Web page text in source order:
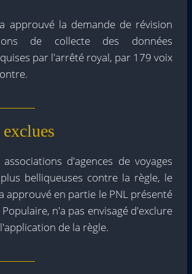
approuvé la demande de révision
de collecte des données
par l'arrêté royal, par 179 voix
d'agences de voyages
belliqueuses contre la règle, le
approuvé en partie le PNL présenté
n'a pas envisagé d'exclure
de la règle.